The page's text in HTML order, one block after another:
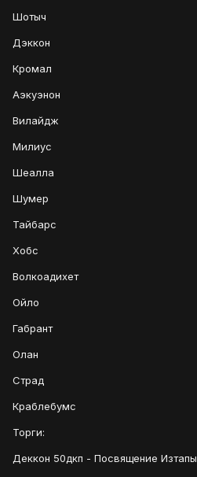
Шотыч
Дэккон
Кромал
Аэкуэнон
Вилайдж
Милиус
Шеалла
Шумер
Тайбарс
Хобс
Волкоадихет
Ойло
Габрант
Олан
Страд
Краблебумс
Торги:
Деккон 50дкп - Посвящение Изтапы